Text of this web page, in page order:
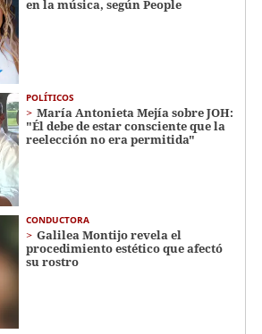
en la música, según People
POLÍTICOS
María Antonieta Mejía sobre JOH:
"Él debe de estar consciente que la
reelección no era permitida"
CONDUCTORA
Galilea Montijo revela el
procedimiento estético que afectó
su rostro